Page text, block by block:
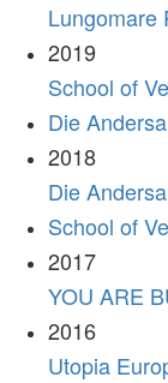
Lungomare
2019
School of
Die
2018
Die
School of
2017
YOU ARE
2016
Utopia